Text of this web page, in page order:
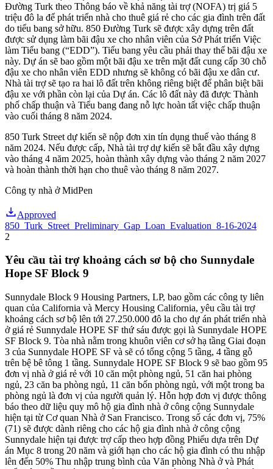
Đường Turk theo Thông báo về khả năng tài trợ (NOFA) trị giá 5
triệu đô la để phát triển nhà cho thuê giá rẻ cho các gia đình trên đất
do tiểu bang sở hữu. 850 Đường Turk sẽ được xây dựng trên đất
được sử dụng làm bãi đậu xe cho nhân viên của Sở Phát triển Việc
làm Tiểu bang (“EDD”). Tiểu bang yêu cầu phải thay thế bãi đậu xe
này. Dự án sẽ bao gồm một bãi đậu xe trên mặt đất cung cấp 30 chỗ
đậu xe cho nhân viên EDD nhưng sẽ không có bãi đậu xe dân cư.
Nhà tài trợ sẽ tạo ra hai lô đất trên không riêng biệt để phân biệt bãi
đậu xe với phần còn lại của Dự án. Các lô đất này đã được Thành
phố chấp thuận và Tiểu bang đang nỗ lực hoàn tất việc chấp thuận
vào cuối tháng 8 năm 2024.
850 Turk Street dự kiến sẽ nộp đơn xin tín dụng thuế vào tháng 8
năm 2024. Nếu được cấp, Nhà tài trợ dự kiến sẽ bắt đầu xây dựng
vào tháng 4 năm 2025, hoàn thành xây dựng vào tháng 2 năm 2027
và hoàn thành thời hạn cho thuê vào tháng 8 năm 2027.
Công ty nhà ở MidPen
Approved
850_Turk_Street_Preliminary_Gap_Loan_Evaluation_8-16-2024
2
Yêu cầu tài trợ khoảng cách sơ bộ cho Sunnydale
Hope SF Block 9
Sunnydale Block 9 Housing Partners, LP, bao gồm các công ty liên
quan của California và Mercy Housing California, yêu cầu tài trợ
khoảng cách sơ bộ lên tới 27.250.000 đô la cho dự án phát triển nhà
ở giá rẻ Sunnydale HOPE SF thứ sáu được gọi là Sunnydale HOPE
SF Block 9. Tòa nhà nằm trong khuôn viên cơ sở hạ tầng Giai đoạn
3 của Sunnydale HOPE SF và sẽ có tổng cộng 5 tầng, 4 tầng gỗ
trên bệ bê tông 1 tầng. Sunnydale HOPE SF Block 9 sẽ bao gồm 95
đơn vị nhà ở giá rẻ với 10 căn một phòng ngủ, 51 căn hai phòng
ngủ, 23 căn ba phòng ngủ, 11 căn bốn phòng ngủ, với một trong ba
phòng ngủ là đơn vị của người quản lý. Hỗn hợp đơn vị được thông
báo theo dữ liệu quy mô hộ gia đình nhà ở công cộng Sunnydale
hiện tại từ Cơ quan Nhà ở San Francisco. Trong số các đơn vị, 75%
(71) sẽ được dành riêng cho các hộ gia đình nhà ở công cộng
Sunnydale hiện tại được trợ cấp theo hợp đồng Phiếu dựa trên Dự
án Mục 8 trong 20 năm và giới hạn cho các hộ gia đình có thu nhập
lên đến 50% Thu nhập trung bình của Văn phòng Nhà ở và Phát